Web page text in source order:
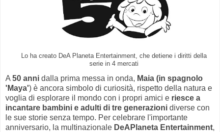
Lo ha creato DeA Planeta Entertainment, che detiene i diritti della
serie in 4 mercati
A 50 anni dalla prima messa in onda, Maia (in spagnolo
'Maya') è ancora simbolo di curiosità, rispetto della natura e
voglia di esplorare il mondo con i propri amici e riesce a
incantare bambini e adulti di tre generazioni diverse con
le sue storie senza tempo. Per celebrare l'importante
anniversario, la multinazionale DeAPlaneta Entertainment,